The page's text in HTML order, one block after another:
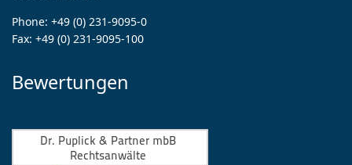
Phone: +49 (0) 231-9095-0
Fax: +49 (0) 231-9095-100
Bewertungen